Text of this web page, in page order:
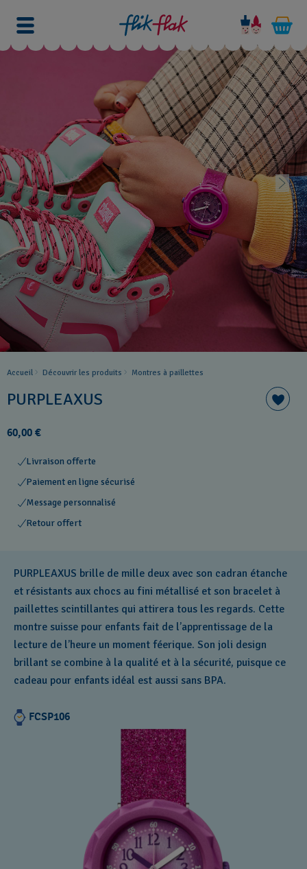
Accueil Découvrir les produits Montres à paillettes
PURPLEAXUS
60,00 €
Livraison offerte
Paiement en ligne sécurisé
Message personnalisé
Retour offert
PURPLEAXUS brille de mille deux avec son cadran étanche
et résistants aux chocs au fini métallisé et son bracelet à
paillettes scintillantes qui attirera tous les regards. Cette
montre suisse pour enfants fait de l’apprentissage de la
lecture de l’heure un moment féerique. Son joli design
brillant se combine à la qualité et à la sécurité, puisque ce
cadeau pour enfants idéal est aussi sans BPA.
FCSP106